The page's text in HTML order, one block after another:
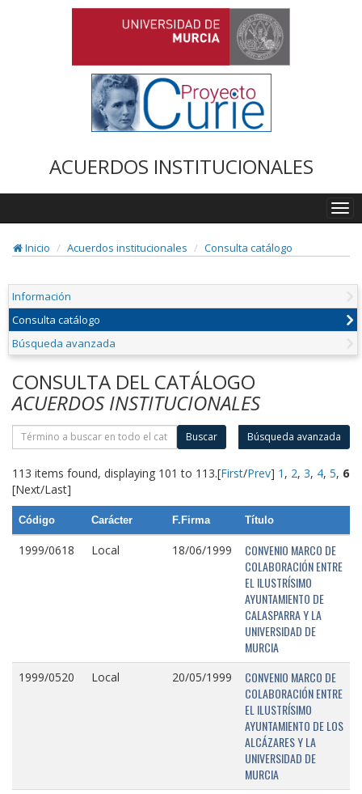
ACUERDOS INSTITUCIONALES
Inicio
Acuerdos institucionales Consulta catálogo
Información
Consulta catálogo
Búsqueda avanzada
CONSULTA DEL CATÁLOGO
ACUERDOS INSTITUCIONALES
Buscar Búsqueda avanzada
113 items found, displaying 101 to 113.[First/Prev] 1 , 2, 3, 4, 5, 6
[Next/Last]
Código Carácter F.Firma Título
1999/0618 Local 18/06/1999
CONVENIO MARCO DE
COLABORACIÓN ENTRE
EL ILUSTRÍSIMO
AYUNTAMIENTO DE
CALASPARRA Y LA
UNIVERSIDAD DE
MURCIA
1999/0520 Local 20/05/1999
CONVENIO MARCO DE
COLABORACIÓN ENTRE
EL ILUSTRÍSIMO
AYUNTAMIENTO DE LOS
ALCÁZARES Y LA
UNIVERSIDAD DE
MURCIA